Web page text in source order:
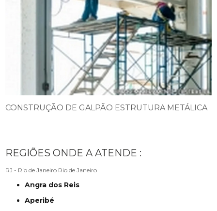
CONSTRUÇÃO DE GALPÃO ESTRUTURA METÁLICA
REGIÕES ONDE A ATENDE :
RJ - Rio de Janeiro Rio de Janeiro
Angra dos Reis
Aperibé